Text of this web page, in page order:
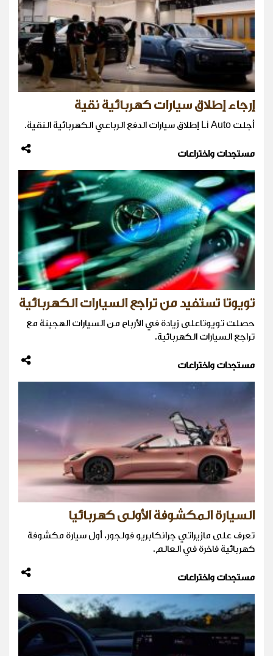
إرجاء إطلاق سيارات كهربائية نقية
أجلت Li Auto إطلاق سيارات الدفع الرباعي الكهربائية النقية.
مستجدات واختراعات
تويوتا تستفيد من تراجع السيارات الكهربائية
حصلت تويوتاعلى زيادة في الأرباح من السيارات الهجينة مع
تراجع السيارات الكهربائية.
مستجدات واختراعات
السيارة المكشوفة الأولى كهربائيا
تعرف على مازيراتي جرانكابريو فولجور، أول سيارة مكشوفة
كهربائية فاخرة في العالم.
مستجدات واختراعات